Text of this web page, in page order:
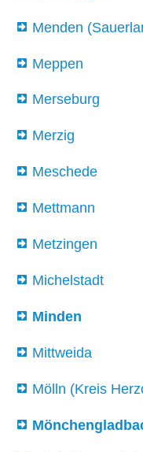
Menden
Meppen
Merseburg
Merzig
Meschede
Mettmann
Metzingen
Michelstadt
Minden
Mittweida
Mölln (Kreis